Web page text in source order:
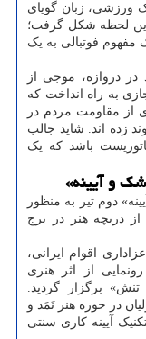
ورزشی، زبان گویای
این لحظه شکل گرفت؛
مفهوم فوتبالی به یک
در دروازه، موجی از
به راه انداخت که
از مقاومت مردم در
زده اند. شاید جالب
باشد که یک
و آیینه»
دوم تیر به منظور
از دریچه هنر در برج
اقوام ایرانی،
از اثر هنری
برگزار گردید.
در حوزه هنر نَمَد و
آیینه کاری سنتی